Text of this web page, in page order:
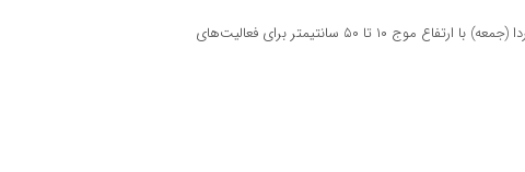
کارشناس هواشناسی گیلان بیان کرد: دریا امروز (پنجشنبه) و فردا (جمعه) با ارتفاع موج ۱۰ تا ۵۰ سانتیمتر برای فعالیت‌های